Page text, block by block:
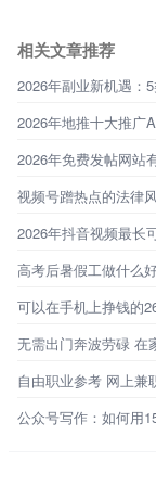
相关文章推荐
2026年副业新机遇：
视频号蹭热点的法律
2026年抖音视频最长
高考后暑假工做什么
可以在手机上挣钱的
无需出门奔波劳碌 在
自由职业参考 网上兼
公众号写作：如何用